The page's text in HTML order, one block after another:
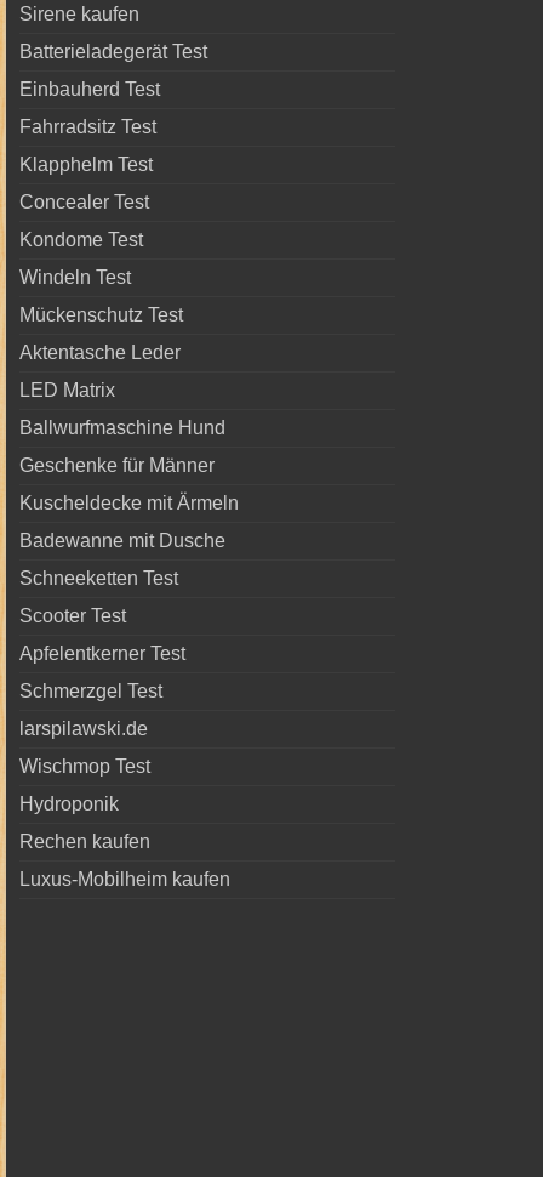
Sirene kaufen
Batterieladegerät Test
Einbauherd Test
Fahrradsitz Test
Klapphelm Test
Concealer Test
Kondome Test
Windeln Test
Mückenschutz Test
Aktentasche Leder
LED Matrix
Ballwurfmaschine Hund
Geschenke für Männer
Kuscheldecke mit Ärmeln
Badewanne mit Dusche
Schneeketten Test
Scooter Test
Apfelentkerner Test
Schmerzgel Test
larspilawski.de
Wischmop Test
Hydroponik
Rechen kaufen
Luxus-Mobilheim kaufen